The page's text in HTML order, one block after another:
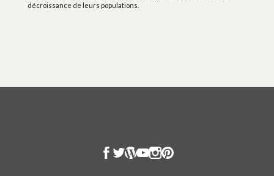
décroissance de leurs populations.